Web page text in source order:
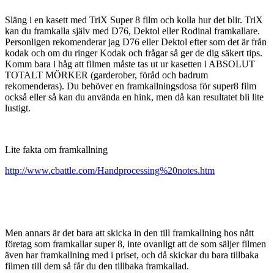
Släng i en kasett med TriX Super 8 film och kolla hur det blir. TriX
kan du framkalla själv med D76, Dektol eller Rodinal framkallare.
Personligen rekomenderar jag D76 eller Dektol efter som det är från
kodak och om du ringer Kodak och frågar så ger de dig säkert tips.
Komm bara i håg att filmen måste tas ut ur kasetten i ABSOLUT
TOTALT MÖRKER (garderober, föråd och badrum
rekomenderas). Du behöver en framkallningsdosa för super8 film
också eller så kan du använda en hink, men då kan resultatet bli lite
lustigt.
Lite fakta om framkallning
http://www.cbattle.com/Handprocessing%20notes.htm
Men annars är det bara att skicka in den till framkallning hos nått
företag som framkallar super 8, inte ovanligt att de som säljer filmen
även har framkallning med i priset, och då skickar du bara tillbaka
filmen till dem så får du den tillbaka framkallad.